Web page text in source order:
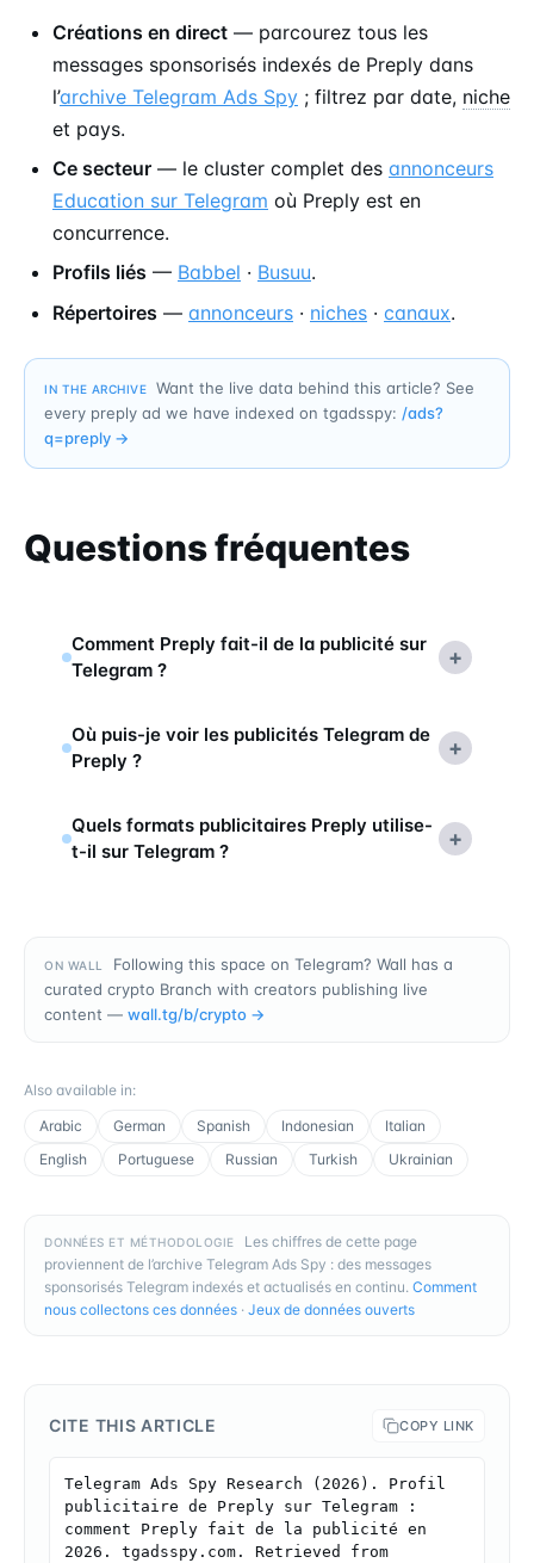
Créations en direct — parcourez tous les
messages sponsorisés indexés de Preply dans
l’archive Telegram Ads Spy ; filtrez par date, niche
et pays.
Ce secteur — le cluster complet des annonceurs
Education sur Telegram où Preply est en
concurrence.
Profils liés — Babbel · Busuu.
Répertoires — annonceurs · niches · canaux.
IN THE ARCHIVE
Want the live data behind this article? See
every preply ad we have indexed on tgadsspy: /ads?
q=preply →
Questions fréquentes
Comment Preply fait-il de la publicité sur
Telegram ?
+
Où puis-je voir les publicités Telegram de
Preply ?
+
Quels formats publicitaires Preply utilise-
t-il sur Telegram ?
+
ON WALL
Following this space on Telegram? Wall has a
curated crypto Branch with creators publishing live
content — wall.tg/b/crypto →
Also available in:
Arabic
German Spanish Indonesian
Italian
English
Portuguese Russian Turkish Ukrainian
DONNÉES ET MÉTHODOLOGIE
Les chiffres de cette page
proviennent de l’archive Telegram Ads Spy : des messages
sponsorisés Telegram indexés et actualisés en continu. Comment
nous collectons ces données · Jeux de données ouverts
CITE THIS ARTICLE COPY LINK
Telegram Ads Spy Research (2026). Profil
publicitaire de Preply sur Telegram :
comment Preply fait de la publicité en
2026. tgadsspy.com. Retrieved from